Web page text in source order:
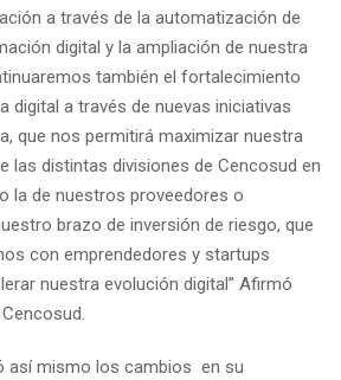
a través de la automatización de
digital y la ampliación de nuestra
también el fortalecimiento
digital a través de nuevas iniciativas
que nos permitirá maximizar nuestra
las distintas divisiones de Cencosud en
la de nuestros proveedores o
brazo de inversión de riesgo, que
con emprendedores y startups
nuestra evolución digital” Afirmó
así mismo los cambios en su